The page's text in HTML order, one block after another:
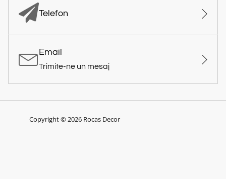
Telefon
Email
Trimite-ne un mesaj
Copyright © 2026 Rocas Decor